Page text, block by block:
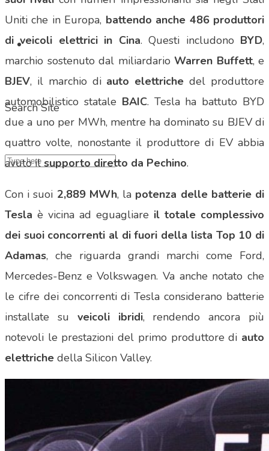
Search Site
Uniti che in Europa, battendo anche 486 produttori
di veicoli elettrici in Cina. Questi includono BYD,
marchio sostenuto dal miliardario Warren Buffett, e
BJEV, il marchio di auto elettriche del produttore
automobilistico statale BAIC. Tesla ha battuto BYD
due a uno per MWh, mentre ha dominato su BJEV di
quattro volte, nonostante il produttore di EV abbia
avuto ilsupporto diretto da Pechino.
Con i suoi 2,889 MWh, la potenza delle batterie di
Tesla è vicina ad eguagliare il totale complessivo
dei suoi concorrenti al di fuori della lista Top 10 di
Adamas, che riguarda grandi marchi come Ford,
Mercedes-Benz e Volkswagen. Va anche notato che
le cifre dei concorrenti di Tesla considerano batterie
installate su veicoli ibridi, rendendo ancora più
notevoli le prestazioni del primo produttore di auto
elettriche della Silicon Valley.